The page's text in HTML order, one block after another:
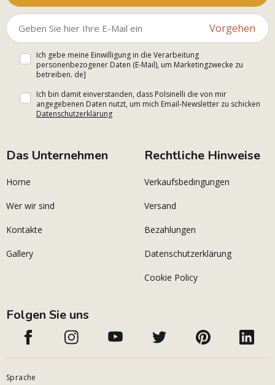
Vorgehen
Ich gebe meine Einwilligung in die Verarbeitung
personenbezogener Daten (E-Mail), um Marketingzwecke zu
betreiben. de]
Ich bin damit einverstanden, dass Polsinelli die von mir
angegebenen Daten nutzt, um mich Email-Newsletter zu schicken
Datenschutzerklärung
Das Unternehmen
Home
Wer wir sind
Kontakte
Gallery
Rechtliche Hinweise
Verkaufsbedingungen
Versand
Bezahlungen
Datenschutzerklärung
Cookie Policy
Folgen Sie uns
Sprache